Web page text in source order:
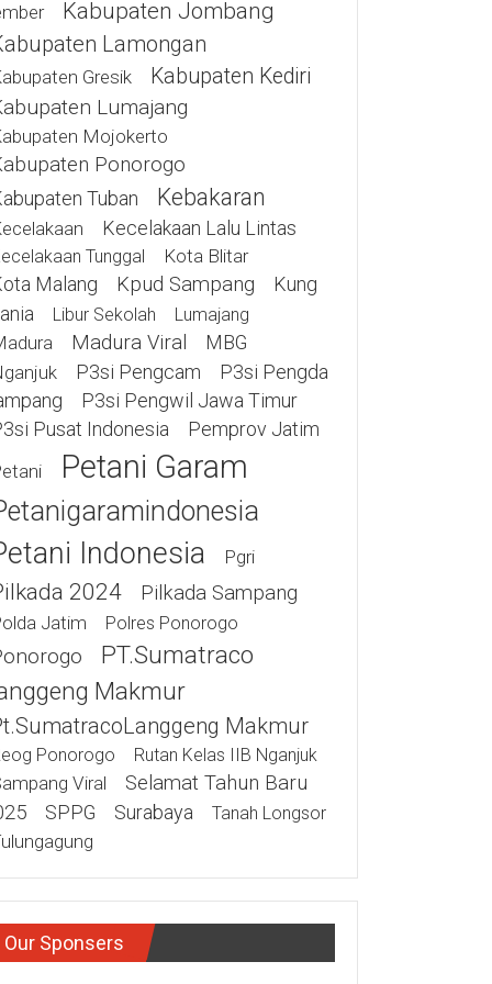
Kabupaten Jombang
Lamongan
Gresik
Kabupaten Kediri
Lumajang
Mojokerto
Ponorogo
Tuban Kebakaran
Kecelakaan Lalu Lintas
Tunggal Kota Blitar
Malang Kpud Sampang
Kung
Libur Sekolah Lumajang
Madura Viral MBG
P3si Pengcam
P3si Pengda
P3si Pengwil Jawa Timur
Pusat Indonesia
Pemprov Jatim
Petani Garam
Indonesia Pgri
2024 Pilkada Sampang
Jatim Polres Ponorogo
PT.Sumatraco
Makmur
Makmur
Ponorogo Rutan Kelas IIB Nganjuk
Viral
Selamat Tahun Baru
SPPG Surabaya Tanah Longsor
Our Sponsers